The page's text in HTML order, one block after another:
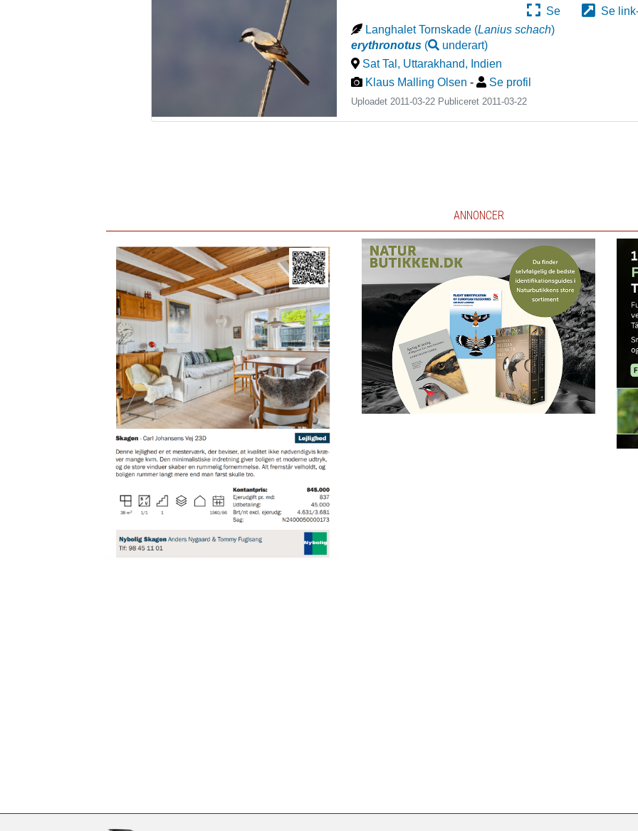
Se
Se
Langhalet Tornskade (Lanius schach)
erythronotus ( underart)
Sat Tal, Uttarakhand, Indien
Klaus Malling Olsen - Se profil
Uploadet 2011-03-22 Publiceret2011-03-22
ANNONCER